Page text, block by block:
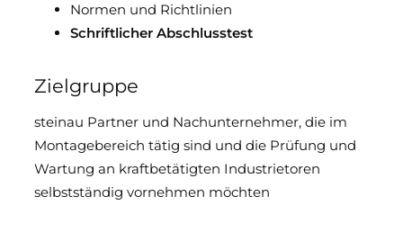
Normen und Richtlinien
Schriftlicher Abschlusstest
Zielgruppe
steinau Partner und Nachunternehmer, die im
Montagebereich tätig sind und die Prüfung und
Wartung an kraftbetätigten Industrietoren
selbstständig vornehmen möchten